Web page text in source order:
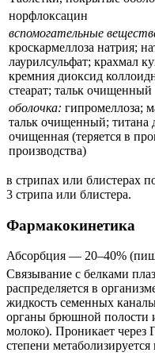
норфлоксацин
вспомогательные
кроскармеллоза натрия;
лаурилсульфат; крахмал
кремния диоксид
стеарат; тальк очищенный
оболочка: гипромеллоза;
тальк очищенный; титана
очищенная (теряется в
производства)
в стрипах или блистерах
3 стрипа или блистера.
Фармакокинетика
Абсорбция — 20–40%
Связывание с белками
распределяется в
жидкость семенных
органы брюшной полости
молоко). Проникает через
степени метаболизируется